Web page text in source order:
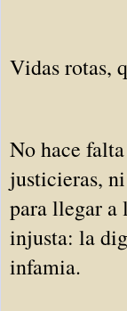
Vidas rotas,
No hace
justicieras,
para llegar a
injusta: la
infamia.